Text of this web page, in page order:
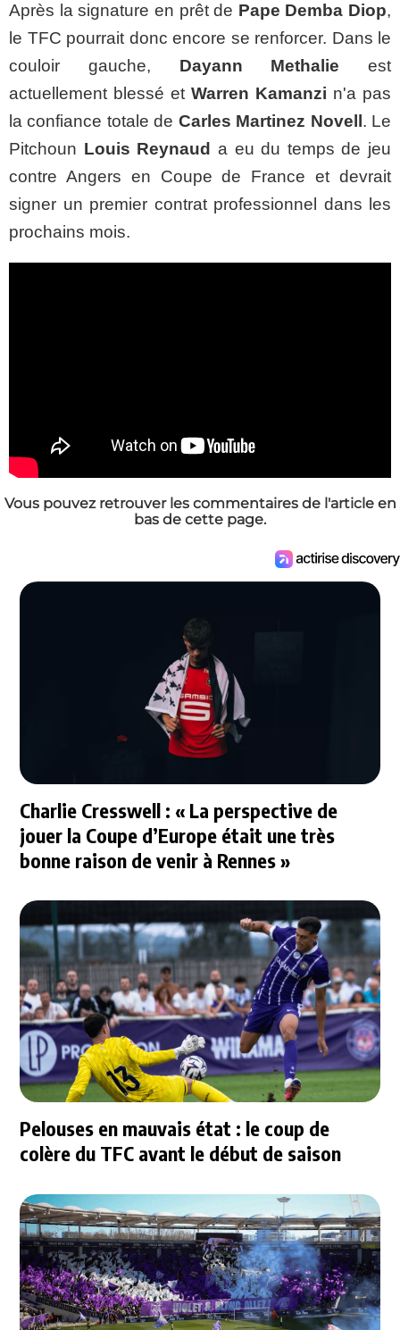
Après la signature en prêt de Pape Demba Diop,
le TFC pourrait donc encore se renforcer. Dans le
couloir gauche, Dayann Methalie est
actuellement blessé et Warren Kamanzi n'a pas
la confiance totale de Carles Martinez Novell . Le
Pitchoun Louis Reynaud a eu du temps de jeu
contre Angers en Coupe de France et devrait
signer un premier contrat professionnel dans les
prochains mois.
Vous pouvez retrouver les commentaires de l'article en
bas de cette page.
Charlie Cresswell : « La perspective de
jouer la Coupe d’Europe était une très
bonne raison de venir à Rennes »
Pelouses en mauvais état : le coup de
colère du TFC avant le début de saison